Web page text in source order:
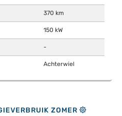
370 km
150 kW
-
Achterwiel
ZOMER